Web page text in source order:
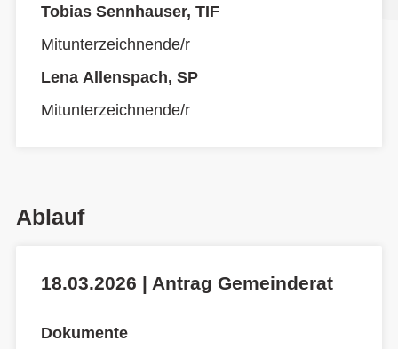
Tobias Sennhauser, TIF
Mitunterzeichnende/r
Lena Allenspach, SP
Mitunterzeichnende/r
Ablauf
18.03.2026 | Antrag Gemeinderat
Dokumente